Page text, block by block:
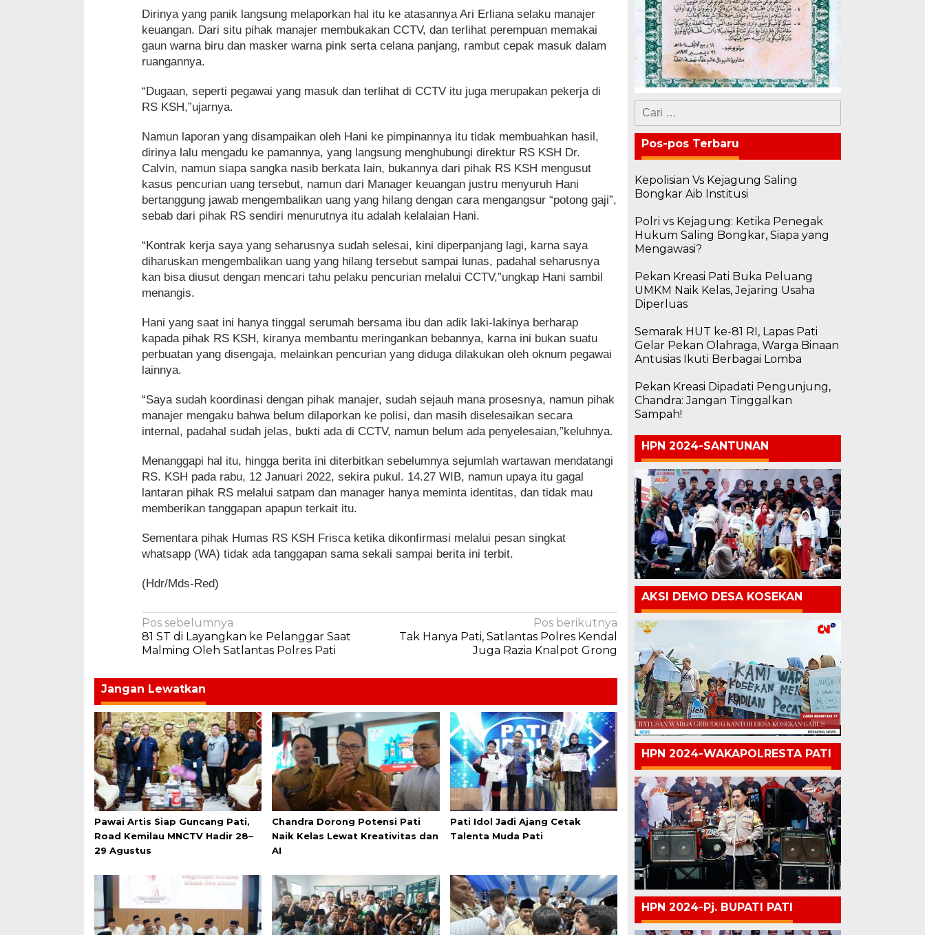
Dirinya yang panik langsung melaporkan hal itu ke atasannya Ari Erliana selaku manajer
keuangan. Dari situ pihak manajer membukakan CCTV, dan terlihat perempuan memakai
gaun warna biru dan masker warna pink serta celana panjang, rambut cepak masuk dalam
ruangannya.
“Dugaan, seperti pegawai yang masuk dan terlihat di CCTV itu juga merupakan pekerja di
RS KSH,”ujarnya.
Namun laporan yang disampaikan oleh Hani ke pimpinannya itu tidak membuahkan hasil,
dirinya lalu mengadu ke pamannya, yang langsung menghubungi direktur RS KSH Dr.
Calvin, namun siapa sangka nasib berkata lain, bukannya dari pihak RS KSH mengusut
kasus pencurian uang tersebut, namun dari Manager keuangan justru menyuruh Hani
bertanggung jawab mengembalikan uang yang hilang dengan cara mengangsur “potong gaji”,
sebab dari pihak RS sendiri menurutnya itu adalah kelalaian Hani.
“Kontrak kerja saya yang seharusnya sudah selesai, kini diperpanjang lagi, karna saya
diharuskan mengembalikan uang yang hilang tersebut sampai lunas, padahal seharusnya
kan bisa diusut dengan mencari tahu pelaku pencurian melalui CCTV,”ungkap Hani sambil
menangis.
Hani yang saat ini hanya tinggal serumah bersama ibu dan adik laki-lakinya berharap
kapada pihak RS KSH, kiranya membantu meringankan bebannya, karna ini bukan suatu
perbuatan yang disengaja, melainkan pencurian yang diduga dilakukan oleh oknum pegawai
lainnya.
“Saya sudah koordinasi dengan pihak manajer, sudah sejauh mana prosesnya, namun pihak
manajer mengaku bahwa belum dilaporkan ke polisi, dan masih diselesaikan secara
internal, padahal sudah jelas, bukti ada di CCTV, namun belum ada penyelesaian,”keluhnya.
Menanggapi hal itu, hingga berita ini diterbitkan sebelumnya sejumlah wartawan mendatangi
RS. KSH pada rabu, 12 Januari 2022, sekira pukul. 14.27 WIB, namun upaya itu gagal
lantaran pihak RS melalui satpam dan manager hanya meminta identitas, dan tidak mau
memberikan tanggapan apapun terkait itu.
Sementara pihak Humas RS KSH Frisca ketika dikonfirmasi melalui pesan singkat
whatsapp (WA) tidak ada tanggapan sama sekali sampai berita ini terbit.
(Hdr/Mds-Red)
Navigasi
pos
Pos sebelumnya
81 ST di Layangkan ke Pelanggar Saat
Malming Oleh Satlantas Polres Pati
Pos berikutnya
Tak Hanya Pati, Satlantas Polres Kendal
Juga Razia Knalpot Grong
Jangan Lewatkan
Pawai Artis Siap Guncang Pati,
Road Kemilau MNCTV Hadir 28–
29 Agustus
Chandra Dorong Potensi Pati
Naik Kelas Lewat Kreativitas dan
AI
Pati Idol Jadi Ajang Cetak
Talenta Muda Pati
Cari
untuk:
Pos-pos Terbaru
Kepolisian Vs Kejagung Saling
Bongkar Aib Institusi
Polri vs Kejagung: Ketika Penegak
Hukum Saling Bongkar, Siapa yang
Mengawasi?
Pekan Kreasi Pati Buka Peluang
UMKM Naik Kelas, Jejaring Usaha
Diperluas
Semarak HUT ke-81 RI, Lapas Pati
Gelar Pekan Olahraga, Warga Binaan
Antusias Ikuti Berbagai Lomba
Pekan Kreasi Dipadati Pengunjung,
Chandra: Jangan Tinggalkan
Sampah!
HPN 2024-SANTUNAN
AKSI DEMO DESA KOSEKAN
HPN 2024-WAKAPOLRESTA PATI
HPN 2024-Pj. BUPATI PATI